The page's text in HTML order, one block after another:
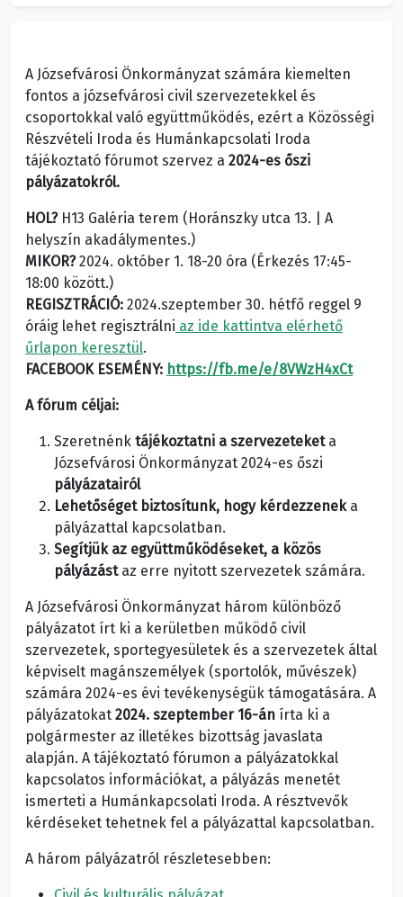
A Józsefvárosi Önkormányzat számára kiemelten
fontos a józsefvárosi civil szervezetekkel és
csoportokkal való együttműködés, ezért a Közösségi
Részvételi Iroda és Humánkapcsolati Iroda
tájékoztató fórumot szervez a 2024-es őszi
pályázatokról.
HOL?H13 Galéria terem (Horánszky utca 13. | A
helyszín akadálymentes.)
MIKOR?2024. október 1. 18-20 óra (Érkezés 17:45-
18:00 között.)
REGISZTRÁCIÓ: 2024.szeptember 30. hétfő reggel 9
óráig lehet regisztrálni az ide kattintva elérhető
űrlapon keresztül.
FACEBOOK ESEMÉNY: https://fb.me/e/8VWzH4xCt
A fórum céljai:
Szeretnénk tájékoztatni a szervezeteket a
Józsefvárosi Önkormányzat 2024-es őszi
pályázatairól
Lehetőséget biztosítunk, hogy kérdezzeneka
pályázattal kapcsolatban.
Segítjük az együttműködéseket, a közös
pályázást az erre nyitott szervezetek számára.
A Józsefvárosi Önkormányzat három különböző
pályázatot írt ki a kerületben működő civil
szervezetek, sportegyesületek és a szervezetek által
képviselt magánszemélyek (sportolók, művészek)
számára 2024-es évi tevékenységük támogatására. A
pályázatokat 2024. szeptember 16-án írta ki a
polgármester az illetékes bizottság javaslata
alapján. A tájékoztató fórumon a pályázatokkal
kapcsolatos információkat, a pályázás menetét
ismerteti a Humánkapcsolati Iroda. A résztvevők
kérdéseket tehetnek fel a pályázattal kapcsolatban.
A három pályázatról részletesebben: